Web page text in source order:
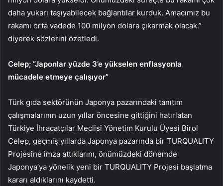
daha yukarı taşıyabilecek bağlantılar kurduk. Amacımız bu
rakamı orta vadede 100 milyon dolara çıkarmak olacak.”
diyerek sözlerini özetledi.
Celep; “Japonlar yüzde 3’e yükselen enflasyonla
mücadele etmeye çalışıyor”
Türk gıda sektörünün Japonya pazarındaki tanıtım
çalışmalarının uzun yıllar öncesine gittiğini hatırlatan
Türkiye İhracatçılar Meclisi Yönetim Kurulu Üyesi Birol
Celep, geçmiş yıllarda Japonya pazarında bir TURQUALITY
Projesine imza attıklarını, önümüzdeki dönemde
Japonya’ya yönelik yeni bir TURQUALITY Projesi başlatma
kararı aldıklarını kaydetti.